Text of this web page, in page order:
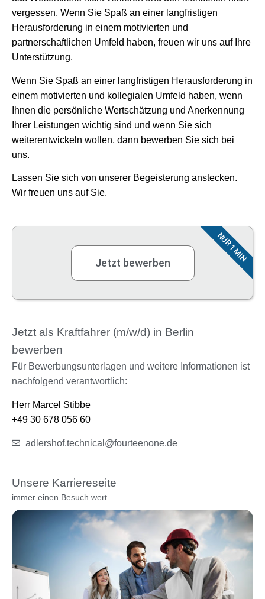
vergessen. Wenn Sie Spaß an einer langfristigen
Herausforderung in einem motivierten und
partnerschaftlichen Umfeld haben, freuen wir uns auf Ihre
Unterstützung.
Wenn Sie Spaß an einer langfristigen Herausforderung in
einem motivierten und kollegialen Umfeld haben, wenn
Ihnen die persönliche Wertschätzung und Anerkennung
Ihrer Leistungen wichtig sind und wenn Sie sich
weiterentwickeln wollen, dann bewerben Sie sich bei
uns.
Lassen Sie sich von unserer Begeisterung anstecken.
Wir freuen uns auf Sie.
Jetzt bewerben NUR 1 MIN
Jetzt als Kraftfahrer (m/w/d) in Berlin
bewerben
Für Bewerbungsunterlagen und weitere Informationen ist
nachfolgend verantwortlich:
Herr Marcel Stibbe
+49 30 678 056 60
adlershof.technical@fourteenone.de
Unsere Karriereseite
immer einen Besuch wert